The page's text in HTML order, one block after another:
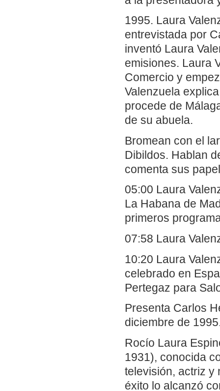
1995. Laura
entrevistada por
inventó Laura
emisiones. Laura
Comercio y
Valenzuela
procede de
de su abuela.
Bromean con el
Dibildos. Hablan
comenta sus
05:00 Laura
La Habana de
primeros
07:58 Laura
10:20 Laura
celebrado en
Pertegaz para
Presenta Carlos
diciembre de
Rocío Laura
1931), conocida
televisión, actriz y
éxito lo alcanzó